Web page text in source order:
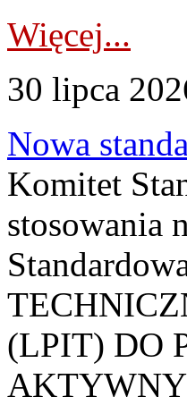
Więcej...
30 lipca
Nowa
Komitet
stosowania
(LPIT) DO